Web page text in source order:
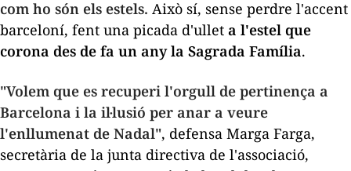
com ho són els estels. Això sí, sense perdre l'accent
barceloní, fent una picada d'ullet a l'estel que
corona des de fa un any la Sagrada Família.
"Volem que es recuperi l'orgull de pertinença a
Barcelona i la il·lusió per anar a veure
l'enllumenat de Nadal", defensa Marga Farga,
secretària de la junta directiva de l'associació,